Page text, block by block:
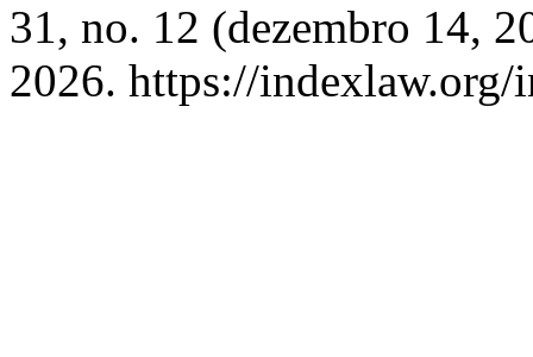
31, no. 12 (dezembro 14,
2026. https://